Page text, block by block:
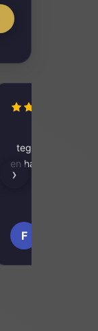
tegelwerk.
en hartstikke snel
F
›